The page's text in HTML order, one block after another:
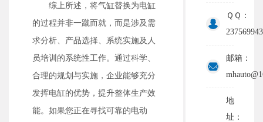
综上所述，将气缸替换为电缸
的过程并非一蹴而就，而是涉及需
求分析、产品选择、系统实施及人
员培训的系统性工作。通过科学、
合理的规划与实施，企业能够充分
发挥电缸的优势，提升整体生产效
能。如果您正在寻找可靠的电动
ＱＱ：
邮箱：
地
址：